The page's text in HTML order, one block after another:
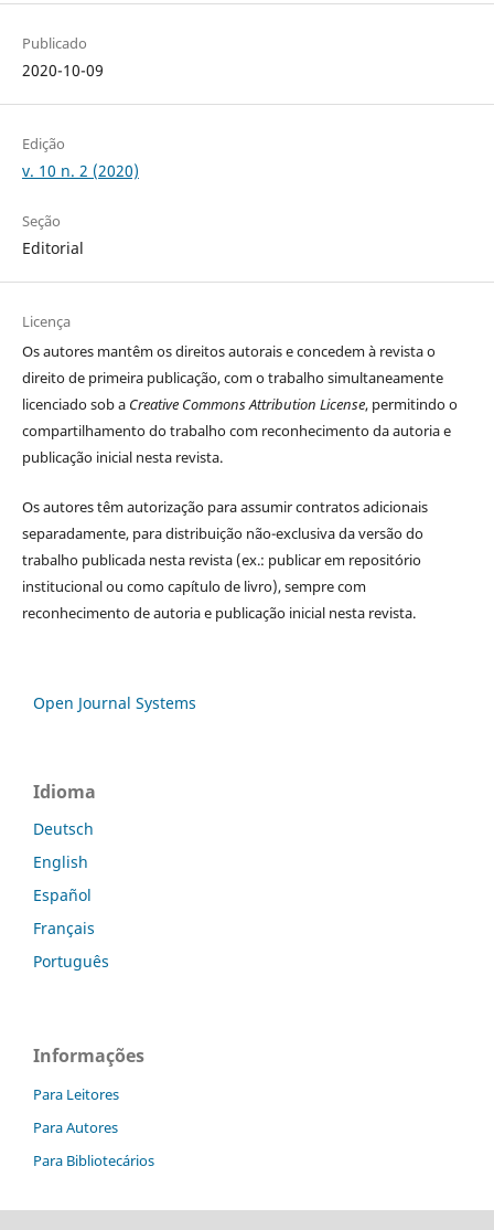
Publicado
2020-10-09
Edição
v. 10 n. 2 (2020)
Seção
Editorial
Licença
Os autores mantêm os direitos autorais e concedem à revista o
direito de primeira publicação, com o trabalho simultaneamente
licenciado sob a Creative Commons Attribution License, permitindo o
compartilhamento do trabalho com reconhecimento da autoria e
publicação inicial nesta revista.
Os autores têm autorização para assumir contratos adicionais
separadamente, para distribuição não-exclusiva da versão do
trabalho publicada nesta revista (ex.: publicar em repositório
institucional ou como capítulo de livro), sempre com
reconhecimento de autoria e publicação inicial nesta revista.
Open Journal Systems
Idioma
Deutsch
English
Español
Français
Português
Informações
Para Leitores
Para Autores
Para Bibliotecários